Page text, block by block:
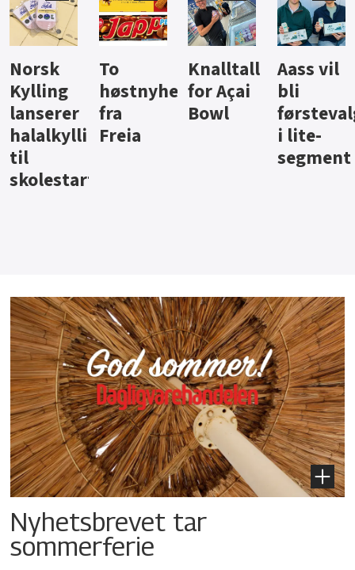
Knalltall
for Açai
Bowl
Aass vil
bli
førstevalg
i lite-
Brus og
jus fra
Berentsen
Hard
iste fra
Hansa
Nyhetsbrevet tar
sommerferie